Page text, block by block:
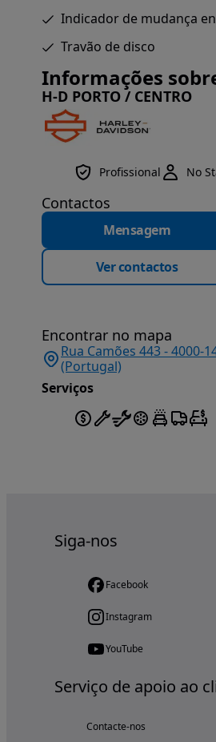
Indicador de mudança
Travão de disco
Informações
H-D PORTO / CENTRO
Profissional No
Contactos
Mensagem
Ver contactos
Encontrar no mapa
Rua Camões 443 -
(Portugal)
Serviços
Siga-nos
Facebook
Instagram
YouTube
Serviço de apoio ao
Contacte-nos